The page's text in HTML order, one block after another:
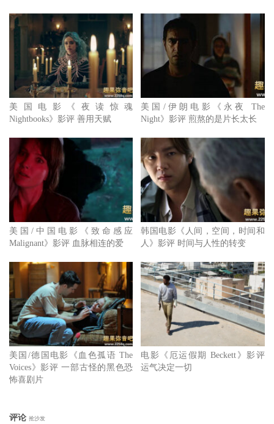
事件的缘起，要回归到俊也伯父与自己母亲的邂逅，两人都
曾经是热血的社运份子，为平反自己父执辈遭到社会制度的
不公平待遇，让他们决定向其任职的企业下手，但为了躲避
检警的侦查，选择用孩子的声音作为恐吓工具，据此让另两
名孩子的人生从此风云变色。
或许对他们而言，重头来过便罢，但因此而造成一辈子成长
阴影的孩子而言，又有谁来还他们公道呢？
如此将孩子的人生，赌在自己不切实际的公义理想上，又是
哪门子的正义呢？
『我们无权为孩子决定未来』，这句箴言，希冀每一位社运
份子都该牢牢谨记。
电影所激发出来的念头只是一种发轫，目的或在警惕着社运
者，切莫恣意地将自我的理念倡议，去合理化预支下一代才
有资格运用的资源，那是不道德的念想。
如何为孩子们留下犹有选择的余地，才是我们这一代人，所
无可回避的当然责任。
美国电影《夜读惊魂
Nightbooks》影评 善用天赋
美国/伊朗电影《永夜 The
Night》影评 煎熬的是片长太长
美国/中国电影《致命感应
Malignant》影评 血脉相连的爱
韩国电影《人间，空间，时间和
人》影评 时间与人性的转变
美国/德国电影《血色孤语 The
Voices》影评 一部古怪的黑色恐
怖喜剧片
电影《厄运假期 Beckett》影评
运气决定一切
评论 抢沙发